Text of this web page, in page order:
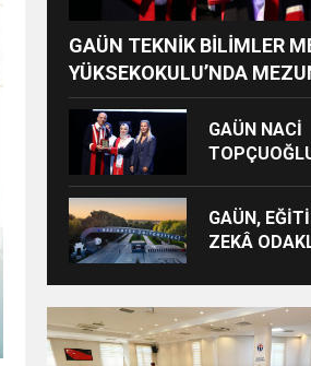
GAÜN TEKNİK BİLİMLER
YÜKSEKOKULU’NDA
SEVİNCİ
GAÜN NACİ
GAÜN,
ZEKÂ
PROJEYE
EDECEK